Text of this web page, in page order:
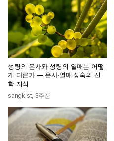
성령의 은사와 성령의 열매는 어떻
게 다른가 — 은사·열매·성숙의 신
학 지식
sangkist, 3주전